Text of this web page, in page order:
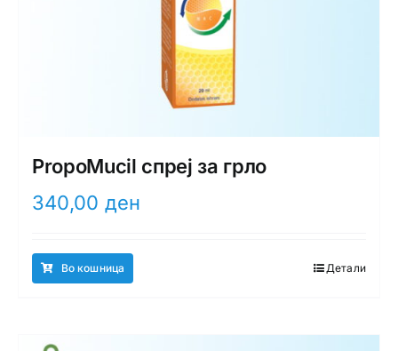
PropoMucil спреј за грло
340,00 ден
Во кошница Детали